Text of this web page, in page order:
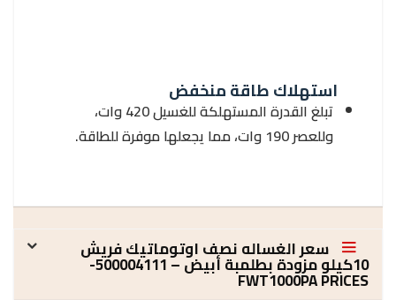
استهلاك طاقة منخفض
تبلغ القدرة المستهلكة للغسيل 420 وات،
وللعصر 190 وات، مما يجعلها موفرة للطاقة.
سعر الغساله نصف اوتوماتيك فريش
10كيلو مزودة بطلمبة أبيض – 500004111-
FWT1000PA PRICES